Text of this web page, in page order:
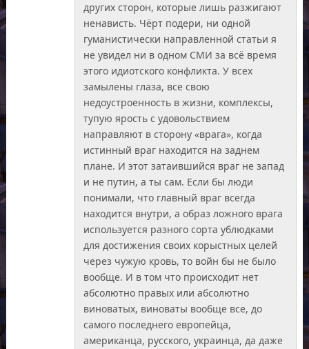
других сторон, которые лишь разжигают
ненависть. Чёрт подери, ни одной
гуманистически направленной статьи я
не увидел ни в одном СМИ за всё время
этого идиотского конфликта. У всех
замылены глаза, все свою
недоустроенность в жизни, комплексы,
тупую ярость с удовольствием
направляют в сторону «врага», когда
истинный враг находится на заднем
плане. И этот затаившийся враг не запад
и не путин, а ты сам. Если бы люди
понимали, что главный враг всегда
находится внутри, а образ ложного врага
используется разного сорта ублюдками
для достижения своих корыстных целей
через чужую кровь, то войн бы не было
вообще. И в том что происходит нет
абсолютно правых или абсолютно
виноватых, виноваты вообще все, до
самого последнего европейца,
американца, русского, украинца, да даже